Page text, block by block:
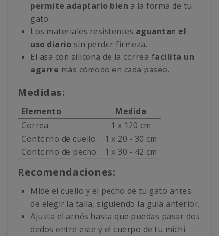
permite adaptarlo bien a la forma de tu
gato.
Los materiales resistentes aguantan el
uso diario sin perder firmeza.
El asa con silicona de la correa facilita un
agarre más cómodo en cada paseo.
Medidas:
Elemento
Medida
Correa
1 x 120 cm
Contorno de cuello
1 x 20 - 30 cm
Contorno de pecho
1 x 30 - 42 cm
Recomendaciones:
Mide el cuello y el pecho de tu gato antes
de elegir la talla, siguiendo la guía anterior.
Ajusta el arnés hasta que puedas pasar dos
dedos entre este y el cuerpo de tu michi.